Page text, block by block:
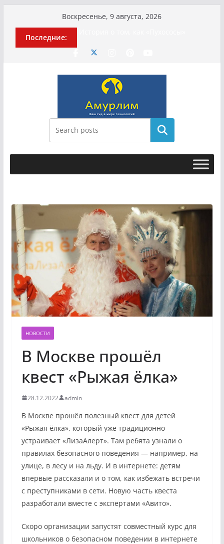
содержимому
Воскресенье, 9 августа, 2026
Последние:
Эхо турецкой трагедии: почему
МотоТани?
Гусейна Гасанова заочно
приговорили к четырём годам
Илью Ремесло задержали по делу о
фейках о российской армии
Новые криминальные хроники
связали Диану Шурыгину и Настю
Холод
Поиск
НОВОСТИ
В Москве прошёл
квест «Рыжая ёлка»
28.12.2022 admin
В Москве прошёл полезный квест для детей
«Рыжая ёлка», который уже традиционно
устраивает «ЛизаАлерт». Там ребята узнали о
правилах безопасного поведения — например, на
улице, в лесу и на льду. И в интернете: детям
впервые рассказали и о том, как избежать встречи
с преступниками в сети. Новую часть квеста
разработали вместе с экспертами «Авито».
Скоро организации запустят совместный курс для
школьников о безопасном поведении в интернете